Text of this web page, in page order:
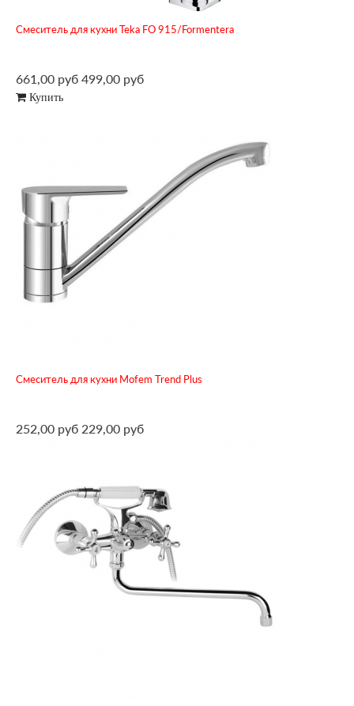
Смеситель для кухни Teka FO 915/Formentera
661,00 руб 499,00 руб
Купить
Смеситель для кухни Mofem Trend Plus
252,00 руб 229,00 руб